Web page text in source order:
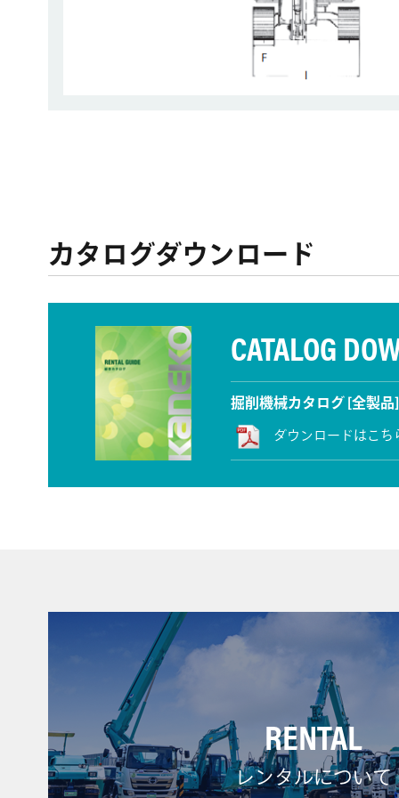
カタログダウンロード
CATALOG
掘削機械カタログ [全製品]
ダウンロードはこち
RENTAL
レンタルについて